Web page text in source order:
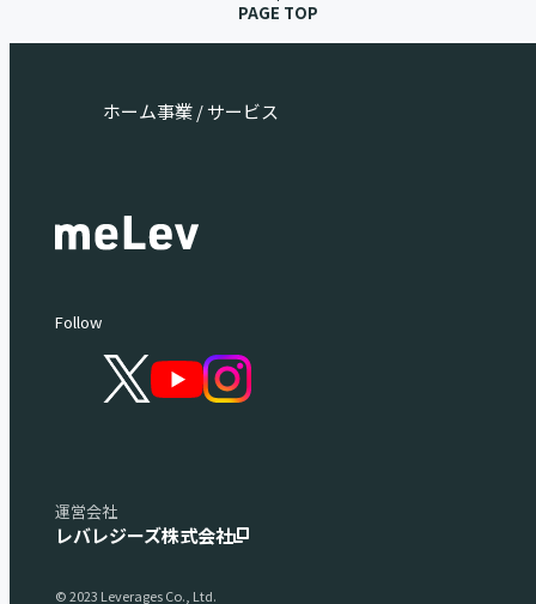
PAGE TOP
ホーム事業 / サービス
Follow
運営会社
レバレジーズ株式会社
© 2023 Leverages Co., Ltd.